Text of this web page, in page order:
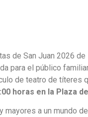
de San Juan 2026
para el público
de teatro de títeres
horas en la Plaza
mayores a un mundo